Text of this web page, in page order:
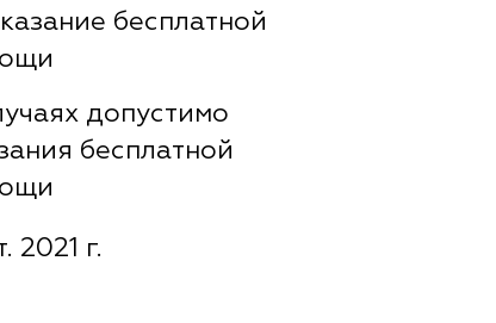
бесплатной
допустимо
бесплатной
2021 г.